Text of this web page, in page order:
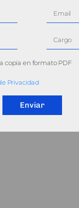
copia en formato PDF
Privacidad
Enviar